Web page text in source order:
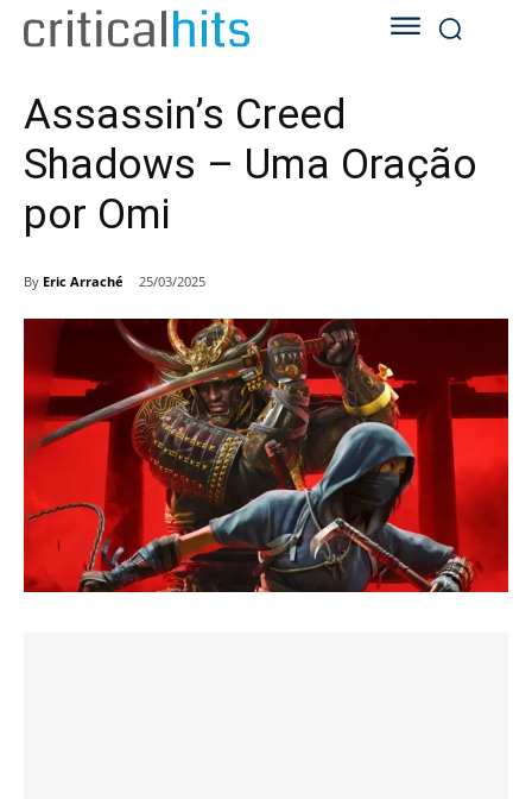
Assassin’s Creed
Shadows – Uma Oração
por Omi
By Eric Arraché 25/03/2025